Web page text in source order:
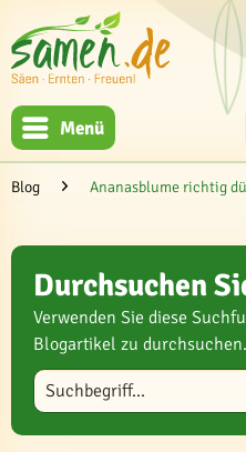
Menü
Blog Ananasblume richtig
Durchsuchen
Verwenden Sie diese
Blogartikel zu durchsuchen.
Blog durchsuchen